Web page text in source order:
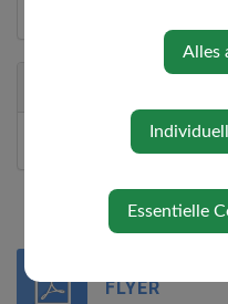
FLYER
Alles
Essentielle